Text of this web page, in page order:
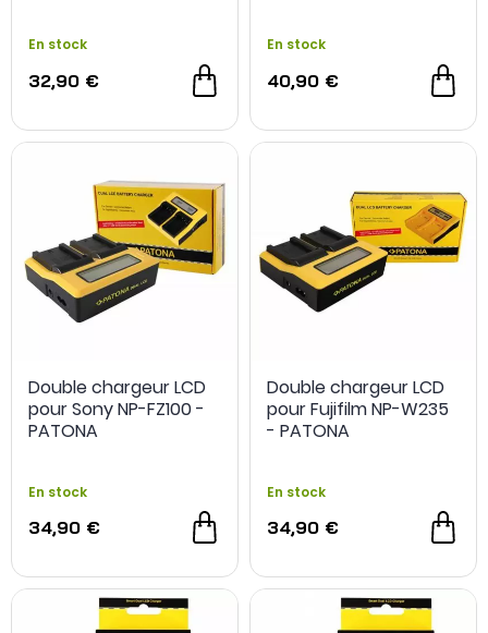
En stock
32,90 €
En stock
40,90 €
Double chargeur LCD
pour Sony NP-FZ100 -
PATONA
En stock
34,90 €
Double chargeur LCD
pour Fujifilm NP-W235
- PATONA
En stock
34,90 €